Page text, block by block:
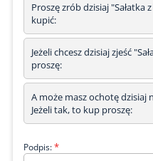
Proszę zrób dzisiaj "Sałatka
kupić:
Jeżeli chcesz dzisiaj zjeść
proszę:
A może masz ochotę dzisiaj
Jeżeli tak, to kup proszę:
Podpis:*